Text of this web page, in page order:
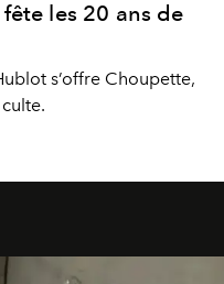
les 20 ans de
s’offre Choupette,